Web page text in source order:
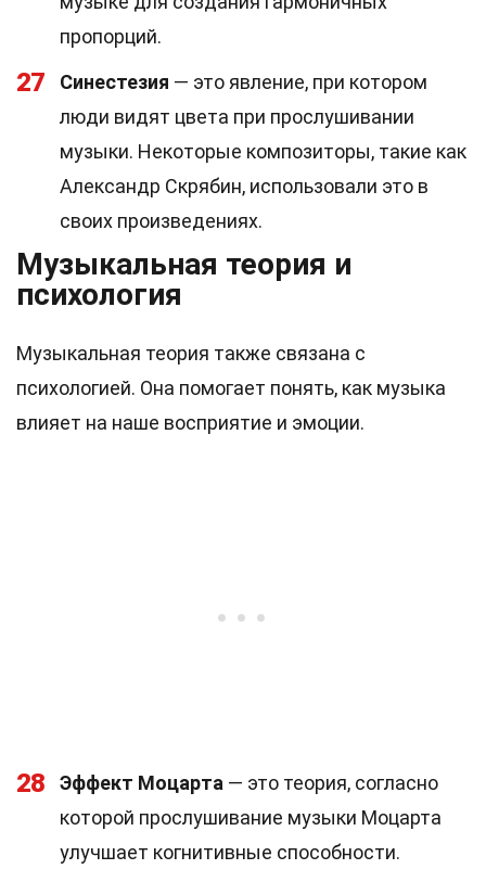
пропорций.
27 Синестезия — это явление, при котором
люди видят цвета при прослушивании
музыки. Некоторые композиторы, такие как
Александр Скрябин, использовали это в
своих произведениях.
Музыкальная теория и
психология
Музыкальная теория также связана с
психологией. Она помогает понять, как музыка
влияет на наше восприятие и эмоции.
28 Эффект Моцарта — это теория, согласно
которой прослушивание музыки Моцарта
улучшает когнитивные способности.